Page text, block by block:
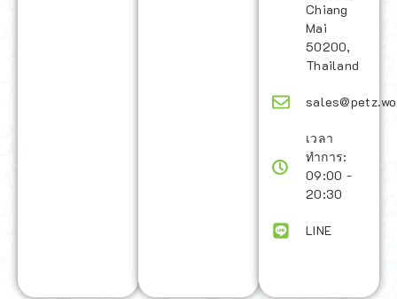
Chiang
Mai
50200,
Thailand
เวลา
ทำการ:
09:00 -
20:30
LINE